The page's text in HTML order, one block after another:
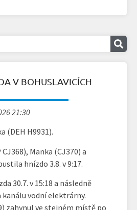
V BOHUSLAVICÍCH
21:30
(DEH H9931).
Manka (CJ370) a
hnízdo 3.8. v 9:17.
30.7. v 15:18 a následně
kanálu vodní elektrárny.
zahynul ve stejném místě po